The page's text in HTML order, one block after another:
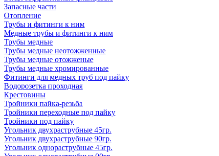
Запасные части
Отопление
Трубы и фитинги к ним
Медные трубы и фитинги к ним
Трубы медные
Трубы медные неотожженные
Трубы медные отожженые
Трубы медные хромированные
Фитинги для медных труб под пайку
Водорозетка проходная
Крестовины
Тройники пайка-резьба
Тройники переходные под пайку
Тройники под пайку
Угольник двухраструбные 45гр.
Угольник двухраструбные 90гр.
Угольник однораструбные 45гр.